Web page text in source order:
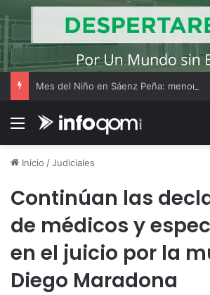
Menú
Inicio /Judiciales
Continúan las
de médicos y
en el juicio por la
Diego Maradona